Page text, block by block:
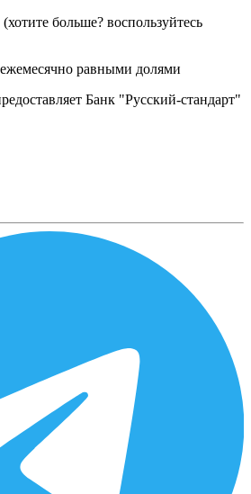
больше? воспользуйтесь
равными долями
Банк "Русский-стандарт"